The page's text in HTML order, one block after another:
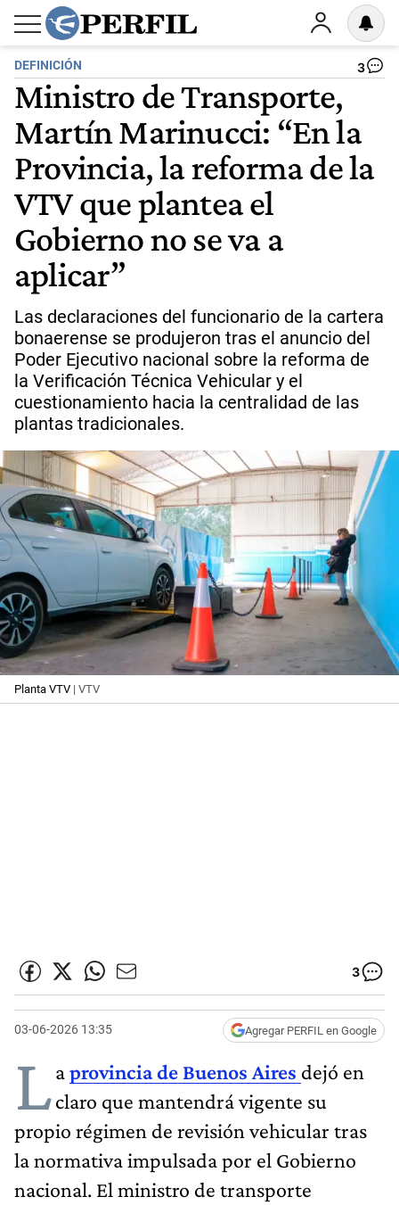
DEFINICIÓN 3
Ministro de Transporte,
Martín Marinucci: “En la
Provincia, la reforma de la
VTV que plantea el
Gobierno no se va a
aplicar”
Las declaraciones del funcionario de la cartera
bonaerense se produjeron tras el anuncio del
Poder Ejecutivo nacional sobre la reforma de
la Verificación Técnica Vehicular y el
cuestionamiento hacia la centralidad de las
plantas tradicionales.
Planta VTV | VTV
3
03-06-2026 13:35 Agregar PERFIL en Google
Laprovincia de Buenos Aires dejó en
claro que mantendrá vigente su
propio régimen de revisión vehicular tras
la normativa impulsada por el Gobierno
nacional. El ministro de transporte